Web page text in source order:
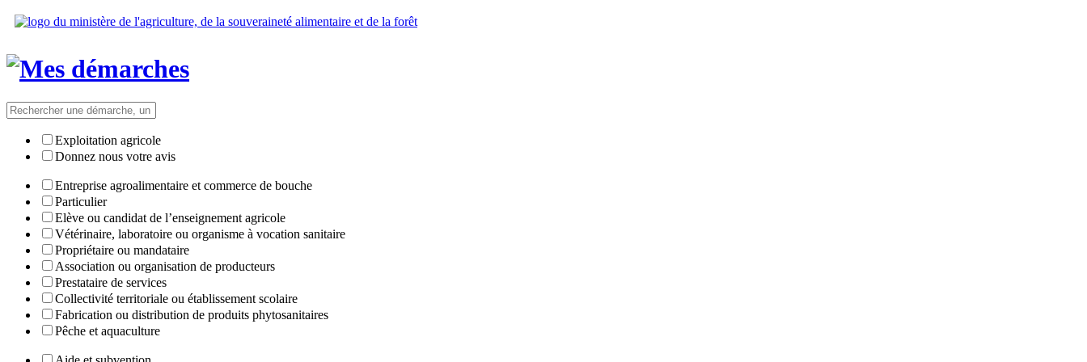
Exploitation agricole
Donnez nous votre avis
Entreprise agroalimentaire et commerce de bouche
Particulier
Elève ou candidat de l’enseignement agricole
Vétérinaire, laboratoire ou organisme à vocation sanitaire
Propriétaire ou mandataire
Association ou organisation de producteurs
Prestataire de services
Collectivité territoriale ou établissement scolaire
Fabrication ou distribution de produits phytosanitaires
Pêche et aquaculture